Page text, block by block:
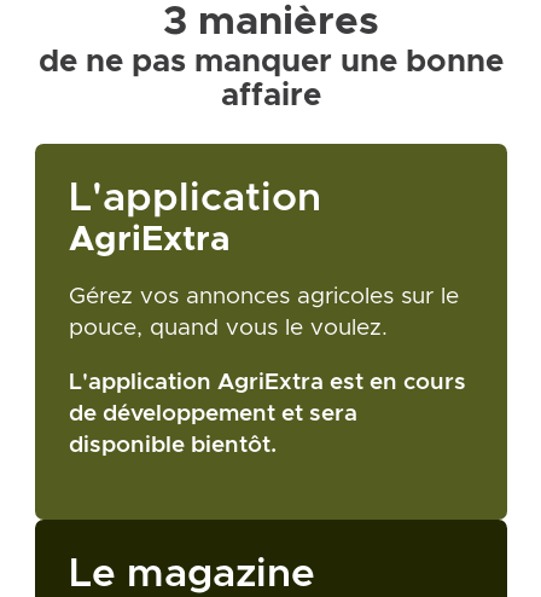
3 manières
de ne pas manquer une bonne
affaire
L'application
AgriExtra
Gérez vos annonces agricoles sur le
pouce, quand vous le voulez.
L'application AgriExtra est en cours
de développement et sera
disponible bientôt.
Le magazine